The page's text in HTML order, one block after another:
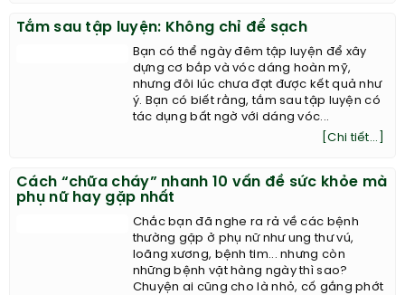
Tắm sau tập luyện: Không chỉ để sạch
Bạn có thể ngày đêm tập luyện để xây
dựng cơ bắp và vóc dáng hoàn mỹ,
nhưng đôi lúc chưa đạt được kết quả như
ý. Bạn có biết rằng, tắm sau tập luyện có
tác dụng bất ngờ với dáng vóc...
[Chi tiết...]
Cách “chữa cháy” nhanh 10 vấn đề sức khỏe mà
phụ nữ hay gặp nhất
Chắc bạn đã nghe ra rả về các bệnh
thường gặp ở phụ nữ như ung thư vú,
loãng xương, bệnh tim... nhưng còn
những bệnh vặt hàng ngày thì sao?
Chuyện ai cũng cho là nhỏ, cố gắng phớt